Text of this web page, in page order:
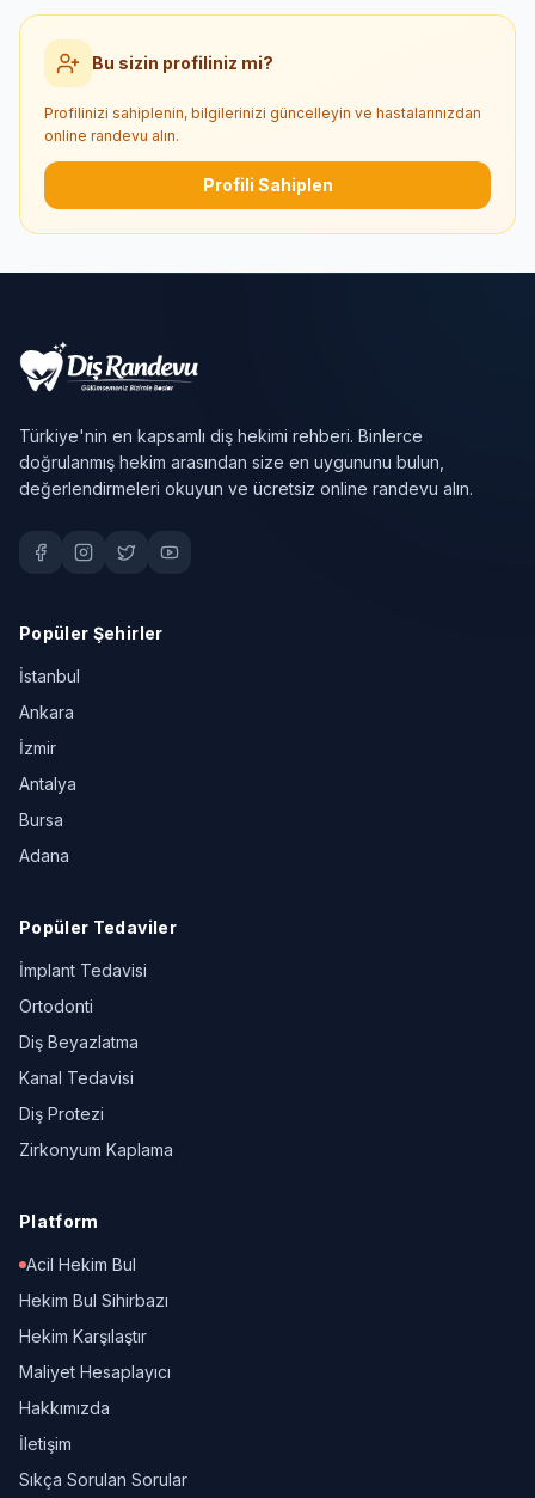
Bu sizin profiliniz mi?
Profilinizi sahiplenin, bilgilerinizi güncelleyin ve hastalarınızdan
online randevu alın.
Profili Sahiplen
Türkiye'nin en kapsamlı diş hekimi rehberi. Binlerce
doğrulanmış hekim arasından size en uygununu bulun,
değerlendirmeleri okuyun ve ücretsiz online randevu alın.
Popüler Şehirler
İstanbul
Ankara
İzmir
Antalya
Bursa
Adana
Popüler Tedaviler
İmplant Tedavisi
Ortodonti
Diş Beyazlatma
Kanal Tedavisi
Diş Protezi
Zirkonyum Kaplama
Platform
Acil Hekim Bul
Hekim Bul Sihirbazı
Hekim Karşılaştır
Maliyet Hesaplayıcı
Hakkımızda
İletişim
Sıkça Sorulan Sorular